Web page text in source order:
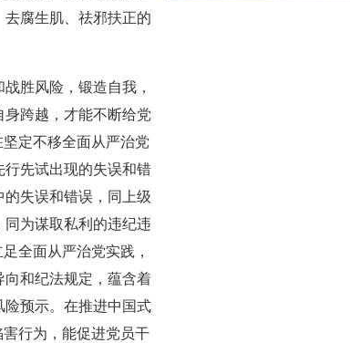
腐生肌、祛邪扶正的
胜风险，锻造自我，
跨越，才能不断给党
定不移全面从严治党
先试出现的失误和错
失误和错误，同上级
为谋取私利的违纪违
全面从严治党实践，
和纪法规定，蕴含着
预示。在推进中国式
行为，能促进党员干